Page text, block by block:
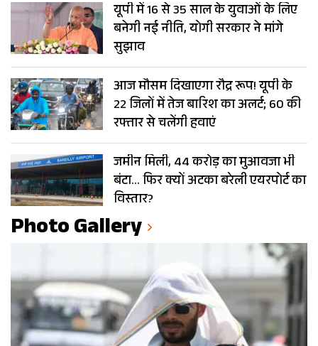
यूपी में 16 से 35 साल के युवाओं के लिए
बनेगी नई नीति, योगी सरकार ने मांगे
सुझाव
आज मौसम दिखाएगा रौद्र रूप! यूपी के
22 जिलों में तेज बारिश का अलर्ट; 60 की
रफ्तार से चलेंगी हवाएं
जमीन मिली, 44 करोड़ का मुआवजा भी
बंटा… फिर क्यों अटका बरेली एयरपोर्ट का
विस्तार?
Photo Gallery